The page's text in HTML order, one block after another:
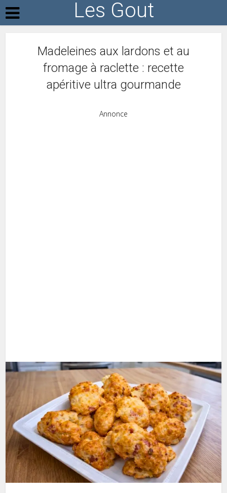
Les Gout
Madeleines aux lardons et au
fromage à raclette : recette
apéritive ultra gourmande
Annonce